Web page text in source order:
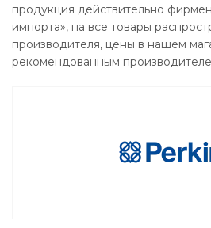
продукция действительно
импорта», на все товары
производителя, цены в нашем
рекомендованным